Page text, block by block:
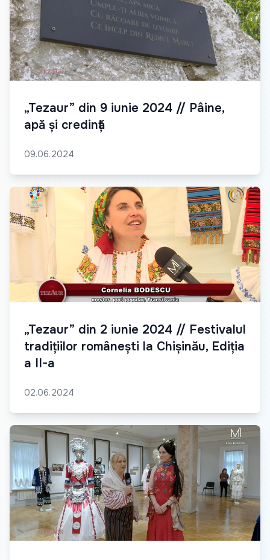
„Tezaur” din 9 iunie 2024 // Pâine,
apă și credință
09.06.2024
„Tezaur” din 2 iunie 2024 // Festivalul
tradițiilor românești la Chișinău, Ediția
a II-a
02.06.2024